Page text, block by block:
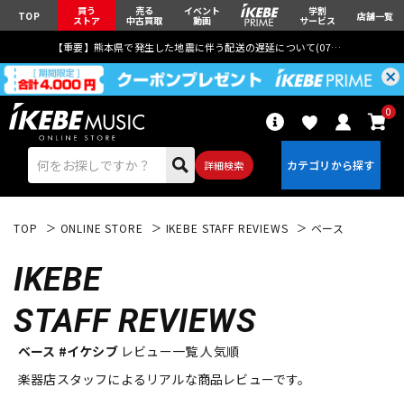
TOP 買う
ストア
売る
中古買取
イベント
動画
学割
サービス 店舗一覧
【重要】熊本県で発生した地震に伴う配送の遅延について(07月29日
詳細検索
0
エレキギター
ベース ウクレレ
TOP ONLINE STORE IKEBE STAFF REVIEWS ベース
IKEBE
STAFF REVIEWS
ベース #イケシブレビュー一覧 人気順
楽器店スタッフによるリアルな商品レビューです。